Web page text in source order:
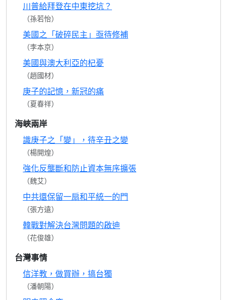
川普給拜登在中東挖坑？
（孫若怡）
美國之「破碎民主」亟待修補
（李本京）
美國與澳大利亞的杞憂
（趙國材）
庚子的記憶，新冠的痛
（夏春祥）
海峽兩岸
識庚子之「變」，待辛丑之變
（楊開煌）
強化反壟斷和防止資本無序擴張
（魏艾）
中共還保留一扇和平統一的門
（張方遠）
韓戰對解決台灣問題的啟迪
（花俊雄）
台灣事情
信洋教，做買辦，搞台獨
（潘朝陽）